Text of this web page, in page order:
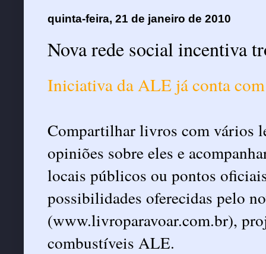
quinta-feira, 21 de janeiro de 2010
Nova rede social incentiva
Iniciativa da ALE já conta
Compartilhar livros com vários
opiniões sobre eles e
locais públicos ou pontos
possibilidades oferecidas pelo
(www.livroparavoar.com.br),
combustíveis ALE.